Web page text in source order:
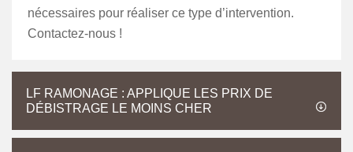
nécessaires pour réaliser ce type d’intervention.
Contactez-nous !
LF RAMONAGE : APPLIQUE LES PRIX DE
DÉBISTRAGE LE MOINS CHER